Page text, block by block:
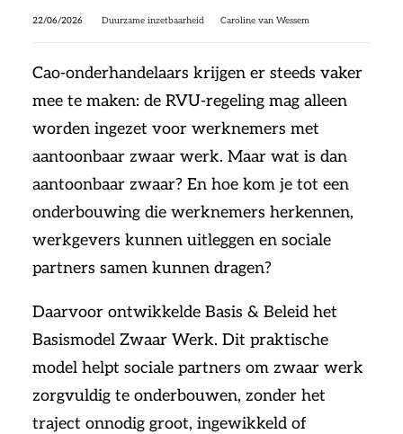
22/06/2026 Duurzame inzetbaarheid Caroline van Wessem
Cao-onderhandelaars krijgen er steeds vaker
mee te maken: de RVU-regeling mag alleen
worden ingezet voor werknemers met
aantoonbaar zwaar werk. Maar wat is dan
aantoonbaar zwaar? En hoe kom je tot een
onderbouwing die werknemers herkennen,
werkgevers kunnen uitleggen en sociale
partners samen kunnen dragen?
Daarvoor ontwikkelde Basis & Beleid het
Basismodel Zwaar Werk. Dit praktische
model helpt sociale partners om zwaar werk
zorgvuldig te onderbouwen, zonder het
traject onnodig groot, ingewikkeld of